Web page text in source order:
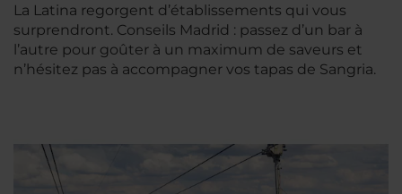
La Latina regorgent d’établissements qui vous
surprendront. Conseils Madrid : passez d’un bar à
l’autre pour goûter à un maximum de saveurs et
n’hésitez pas à accompagner vos tapas de Sangria.